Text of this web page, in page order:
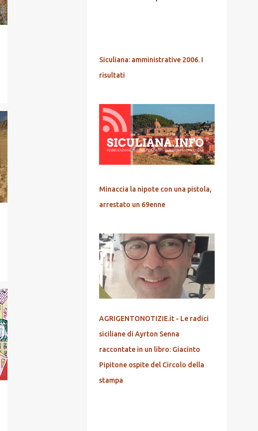
Siculiana: amministrative 2006. I
risultati
Minaccia la nipote con una pistola,
arrestato un 69enne
AGRIGENTONOTIZIE.it - Le radici
siciliane di Ayrton Senna
raccontate in un libro: Giacinto
Pipitone ospite del Circolo della
stampa